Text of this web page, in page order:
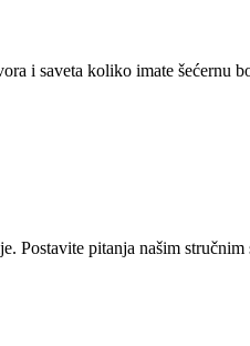
i saveta koliko imate šećernu
pitanja našim